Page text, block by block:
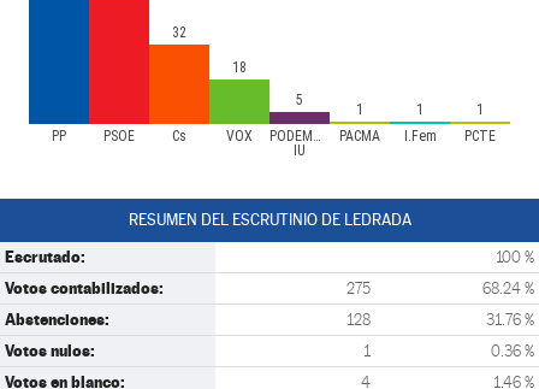
PP PSOE Cs VOX
PODEMOS-
IU
PACMA I.Fem PCTE
32
18
5
1 1 1
RESUMEN DEL ESCRUTINIO DE LEDRADA
Escrutado: 100 %
Votos contabilizados: 275 68.24 %
Abstenciones: 128 31.76 %
Votos nulos: 1 0.36 %
Votos en blanco: 4 1.46 %